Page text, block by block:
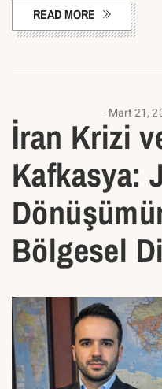
READ MORE
Mart 21,
İran Krizi
Kafkasya:
Bölgesel